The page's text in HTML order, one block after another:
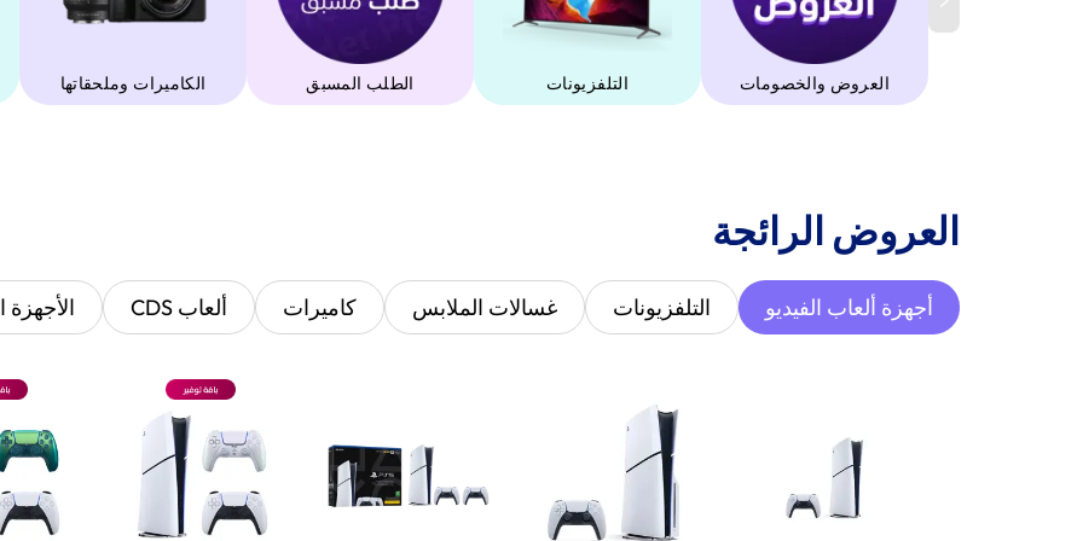
العروض والخصومات التلفزيونات الطلب المسبق ‫الكاميرات وملحقاتها‬
‫العروض الرائجة‬
أجهزة ألعاب الفيديو التلفزيونات غسالات الملابس كاميرات ألعاب CDS الأجهزة